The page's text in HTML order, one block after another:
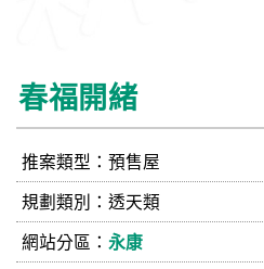
春福開緒
推案類型：預售屋
規劃類別：透天類
網站分區： 永康